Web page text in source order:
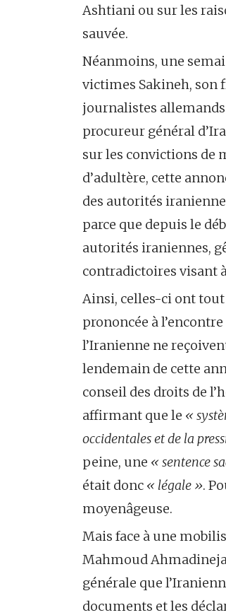
Ashtiani ou sur les
sauvée.
Néanmoins, une
victimes Sakineh, son
journalistes
procureur général
sur les convictions de
d’adultère, cette
des autorités
parce que depuis le
autorités iraniennes,
contradictoires visant
Ainsi, celles-ci ont
prononcée à
l’Iranienne ne
lendemain de cette
conseil des droits de
affirmant que le «
occidentales et de la
peine, une « sentence
était donc « légale ».
moyenâgeuse.
Mais face à une
Mahmoud
générale que
documents et les